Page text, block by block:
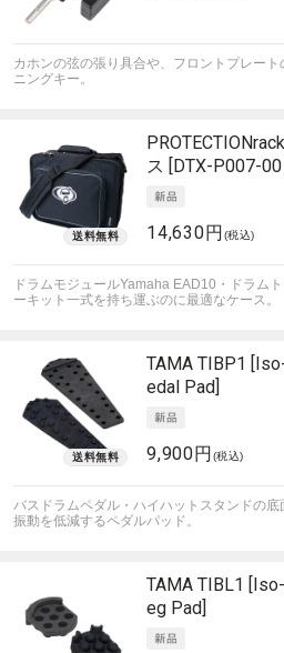
カホンの弦の張り具合や、フロントプレー
ニングキー。
ス [DTX-P007-
14,630円 (税込)
ドラムモジュールYamaha EAD10・ドラム
ーキット一式を持ち運ぶのに最適なケース。
TAMA TIBP1
edal Pad]
9,900円 (税込)
バスドラムペダル・ハイハットスタンドの
振動を低減するペダルパッド。
TAMA TIBL1
eg Pad]